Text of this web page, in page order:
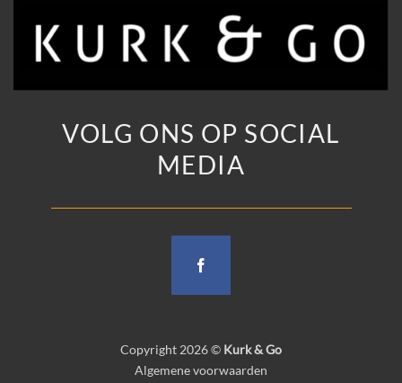
VOLG ONS OP SOCIAL
MEDIA
Copyright 2026 © Kurk & Go
Algemene voorwaarden